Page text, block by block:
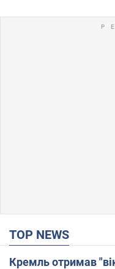
TOP NEWS
Кремль отримав